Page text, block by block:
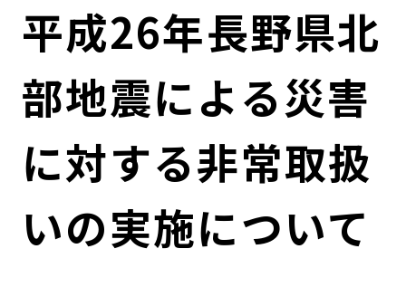
コンプライアンス
ガバナンス
ローカル共創イニシアティブ
関連事業
個人投資家のみなさまへ
株式情報
IRカレンダー
担当役員メッセージ
サステナビリティマネジメント
社会
平成26年長野県北
部地震による災害
に対する非常取扱
いの実施について